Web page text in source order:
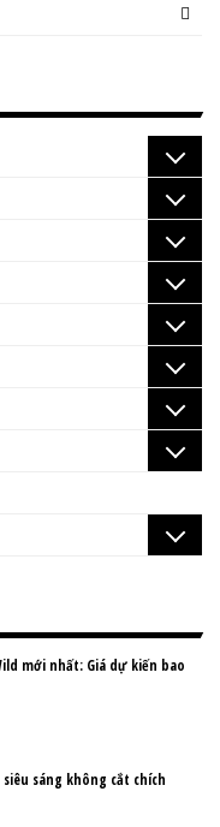
mới nhất: Giá dự kiến bao
siêu sáng không cắt chích